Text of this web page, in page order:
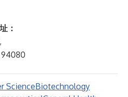
：
94080
ScienceBiotechnology